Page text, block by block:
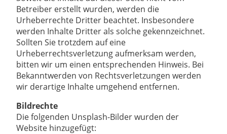
Betreiber erstellt wurden, werden die
Urheberrechte Dritter beachtet. Insbesondere
werden Inhalte Dritter als solche gekennzeichnet.
Sollten Sie trotzdem auf eine
Urheberrechtsverletzung aufmerksam werden,
bitten wir um einen entsprechenden Hinweis. Bei
Bekanntwerden von Rechtsverletzungen werden
wir derartige Inhalte umgehend entfernen.
Bildrechte
Die folgenden Unsplash-Bilder wurden der
Website hinzugefügt: